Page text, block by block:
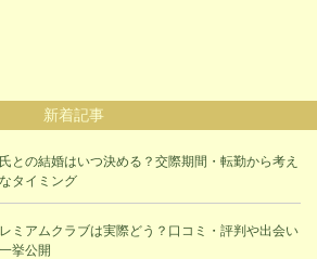
新着記事
との結婚はいつ決める？交際期間・転勤から考え
タイミング
ミアムクラブは実際どう？口コミ・評判や出会い
挙公開